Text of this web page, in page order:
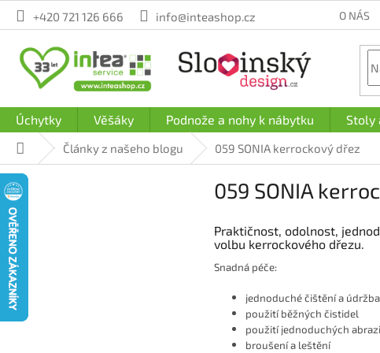
Přejít
+420 721 126 666 info@inteashop.cz O NÁS
Úchytky Věšáky Podnože a nohy k nábytku Stoly
Domů Články z našeho blogu 059 SONIA kerrockový dřez
059 SONIA
Praktičnost, odolnost,
volbu kerrockového dřezu.
Snadná péče:
jednoduché čištění a údržba
použití běžných čistidel
použití jednoduchých
broušení a leštění